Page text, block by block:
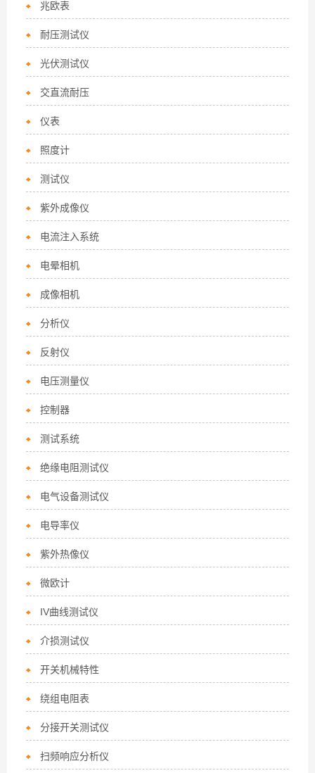
兆欧表
耐压测试仪
光伏测试仪
交直流耐压
仪表
照度计
测试仪
紫外成像仪
电流注入系统
电晕相机
成像相机
分析仪
反射仪
电压测量仪
控制器
测试系统
绝缘电阻测试仪
电气设备测试仪
电导率仪
紫外热像仪
微欧计
IV曲线测试仪
介损测试仪
开关机械特性
绕组电阻表
分接开关测试仪
扫频响应分析仪